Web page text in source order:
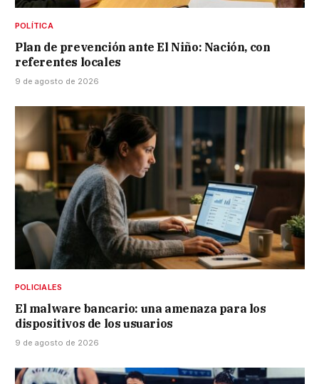
POLÍTICA
Plan de prevención ante El Niño: Nación, con
referentes locales
9 de agosto de 2026
POLICIALES
El malware bancario: una amenaza para los
dispositivos de los usuarios
9 de agosto de 2026